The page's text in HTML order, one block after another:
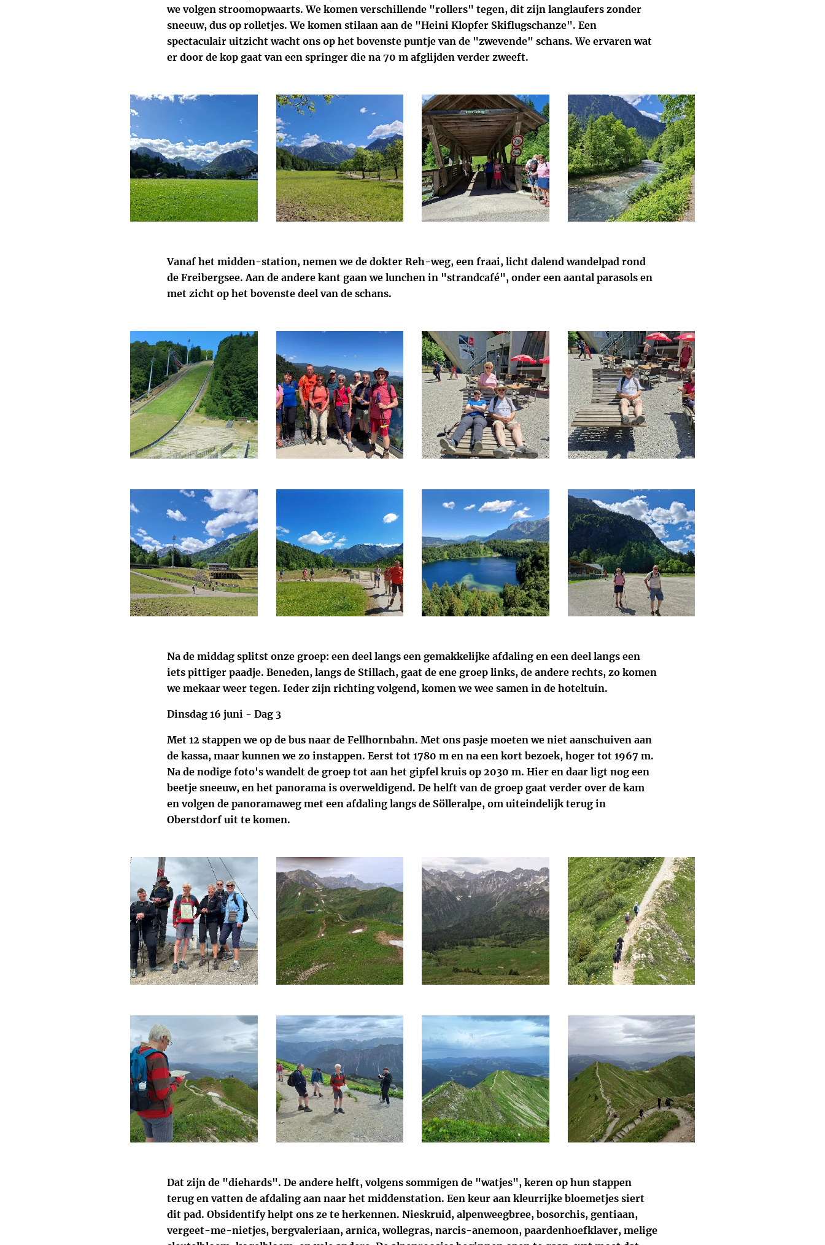
we volgen stroomopwaarts. We komen verschillende "rollers" tegen, dit zijn langlaufers zonder
sneeuw, dus op rolletjes. We komen stilaan aan de "Heini Klopfer Skiflugschanze". Een
spectaculair uitzicht wacht ons op het bovenste puntje van de "zwevende" schans. We ervaren wat
er door de kop gaat van een springer die na 70 m afglijden verder zweeft.
Vanaf het midden-station, nemen we de dokter Reh-weg, een fraai, licht dalend wandelpad rond
de Freibergsee. Aan de andere kant gaan we lunchen in "strandcafé", onder een aantal parasols en
met zicht op het bovenste deel van de schans.
Na de middag splitst onze groep: een deel langs een gemakkelijke afdaling en een deel langs een
iets pittiger paadje. Beneden, langs de Stillach, gaat de ene groep links, de andere rechts, zo komen
we mekaar weer tegen. Ieder zijn richting volgend, komen we wee samen in de hoteltuin.
Dinsdag 16 juni - Dag 3
Met 12 stappen we op de bus naar de Fellhornbahn. Met ons pasje moeten we niet aanschuiven aan
de kassa, maar kunnen we zo instappen. Eerst tot 1780 m en na een kort bezoek, hoger tot 1967 m.
Na de nodige foto's wandelt de groep tot aan het gipfel kruis op 2030 m. Hier en daar ligt nog een
beetje sneeuw, en het panorama is overweldigend. De helft van de groep gaat verder over de kam
en volgen de panoramaweg met een afdaling langs de Sölleralpe, om uiteindelijk terug in
Oberstdorf uit te komen.
Dat zijn de "diehards". De andere helft, volgens sommigen de "watjes", keren op hun stappen
terug en vatten de afdaling aan naar het middenstation. Een keur aan kleurrijke bloemetjes siert
dit pad. Obsidentify helpt ons ze te herkennen. Nieskruid, alpenweegbree, bosorchis, gentiaan,
vergeet-me-nietjes, bergvaleriaan, arnica, wollegras, narcis-anemoon, paardenhoefklaver, melige